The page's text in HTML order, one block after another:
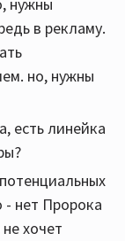
в рекламу.
но, нужны
есть линейка
- нет Пророка
хочет